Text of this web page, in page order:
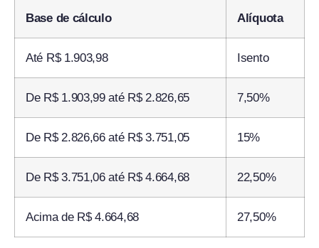
Base de cálculo Alíquota
Até R$ 1.903,98 Isento
De R$ 1.903,99 até R$ 2.826,65 7,50%
De R$ 2.826,66 até R$ 3.751,05 15%
De R$ 3.751,06 até R$ 4.664,68 22,50%
Acima de R$ 4.664,68 27,50%